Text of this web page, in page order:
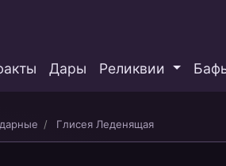
Дары Реликвии
Глисея Леденящая